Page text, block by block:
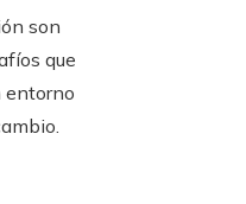
son
que
entorno